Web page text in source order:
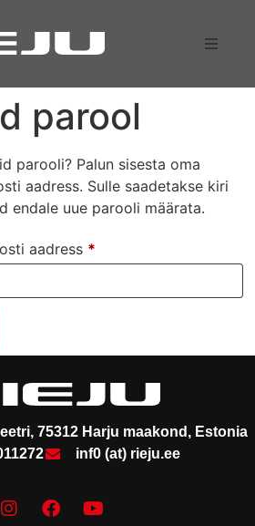
parool
parooli? Palun sisesta oma
aadress. Sulle saadetakse kiri
endale uue parooli määrata.
aadress *
75312 Harju maakond, Estonia
inf0 (at) rieju.ee